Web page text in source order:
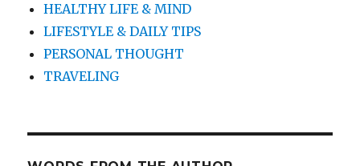
HEALTHY LIFE & MIND
LIFESTYLE & DAILY TIPS
PERSONAL THOUGHT
TRAVELING